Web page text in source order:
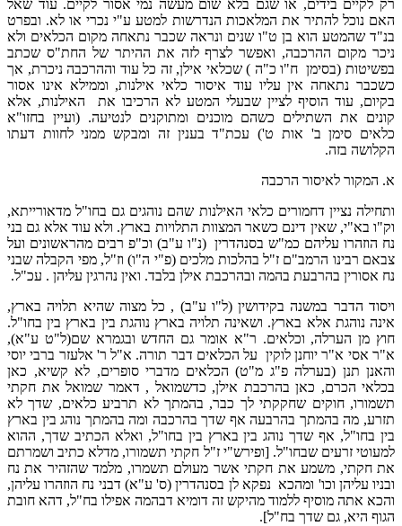
רק לקיים בידים, או שגם בלא שום מעשה נמי אסור לקיים. עוד שאל
האם נוכל להתיר את המלאכות הנדרשות למטע ע"י נכרי או לא. ובפרט
בנ"ד שהמטע הוא בן ט"ו שנים ונראה שכבר נתאחה מקום הכלאים ולא
ניכר מקום ההרכבה, ואפשר לצרף לזה את ההיתר של החת"ס שכתב
בפשיטות (בסימן ח"ו כ"ה ) שכלאי אילן, זה כל עוד וההרכבה ניכרת, אך
כשכבר נתאחה אין עליו עוד איסור כלאי אילנות, וממילא אינו אסור
בקיום, עוד הוסיף לציין שבעלי המטע לא הרכיבו את האילנות, אלא
קונים את השתילים כשהם מוכנים ומתוקנים לנטיעה. (ועיין בחזו"א
כלאים סימן ב' אות ט') עכת"ד בענין זה ומבקש ממני לחוות דעתו
הקלושה בזה.
א. המקור לאיסור הרכבה
ותחילה נציין דחמורים כלאי האילנות שהם נוהגים גם בחו"ל מדאורייתא,
וק"ו בא"י, שאין דינם כשאר המצוות התלויות בארץ. ולא עוד אלא גם בני
נח הוזהרו עליהם כמ"ש בסנהדרין (נ"ו ע"ב) וכ"פ רבים מהראשונים ועל
צבאם רבינו הרמב"ם ז"ל בהלכות מלכים (פ"י ה"ו) וז"ל, מפי הקבלה שבני
נח אסורין בהרבעת בהמה ובהרכבת אילן בלבד. ואין נהרגין עליהן . עכ"ל.
ויסוד הדבר במשנה בקידושין (ל"ו ע"ב) , כל מצוה שהיא תלויה בארץ,
אינה נוהגת אלא בארץ. ושאינה תלויה בארץ נוהגת בין בארץ בין בחו"ל.
חוץ מן הערלה, וכלאים. ר"א אומר גם החדש ובגמרא שם(ל"ט ע"א),
א"ר אסי א"ר יוחנן לוקין על הכלאים דבר תורה. א"ל ר' אלעזר ברבי יוסי
והאנן תנן (בערלה פ"ג מ"ט) הכלאים מדברי סופרים, לא קשיא, כאן
בכלאי הכרם, כאן בהרכבת אילן, כדשמואל , דאמר שמואל את חקתי
תשמורו, חוקים שחקקתי לך כבר, בהמתך לא תרביע כלאים, שדך לא
תזרע, מה בהמתך בהרבעה אף שדך בהרכבה ומה בהמתך נוהג בין בארץ
בין בחו"ל, אף שדך נוהג בין בארץ בין בחו"ל, ואלא הכתיב שדך, ההוא
למעוטי זרעים שבחו"ל. [ופירש"י ז"ל חקתי תשמורו, מדלא כתיב ושמרתם
את חקתי, משמע את חקתי אשר מעולם תשמרו, מלמד שהזהיר את נח
ובניו עליהן וכו' ומהכא נפקא לן בסנהדרין (ס' ע"א) דבני נח הוזהרו עליהן,
והכא אתה מוסיף ללמוד מהיקש זה דומיא דבהמה אפילו בח"ל, דהא חובת
הגוף היא, גם שדך בח"ל].